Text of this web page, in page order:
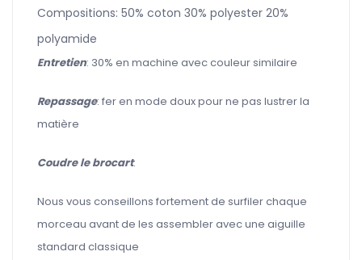
Compositions: 50% coton 30% polyester 20%
polyamide
Entretien: 30% en machine avec couleur similaire
Repassage: fer en mode doux pour ne pas lustrer la
matière
Coudre le brocart:
Nous vous conseillons fortement de surfiler chaque
morceau avant de les assembler avec une aiguille
standard classique